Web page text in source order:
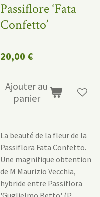
Passiflore ‘Fata
Confetto’
20,00 €
Ajouter au
panier
La beauté de la fleur de la
Passiflora Fata Confetto.
Une magnifique obtention
de M Maurizio Vecchia,
hybride entre Passiflora